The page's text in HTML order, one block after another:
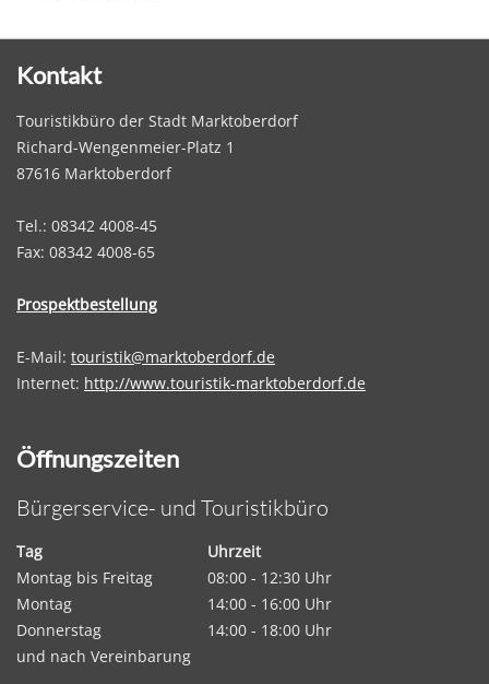
Kontakt
Touristikbüro der Stadt Marktoberdorf
Richard-Wengenmeier-Platz 1
87616 Marktoberdorf
Tel.: 08342 4008-45
Fax: 08342 4008-65
Prospektbestellung
E-Mail: touristik@marktoberdorf.de
Internet: http://www.touristik-marktoberdorf.de
Öffnungszeiten
Bürgerservice- und Touristikbüro
Tag
Uhrzeit
Montag bis Freitag
08:00 - 12:30 Uhr
Montag
14:00 - 16:00 Uhr
Donnerstag
14:00 - 18:00 Uhr
und nach Vereinbarung